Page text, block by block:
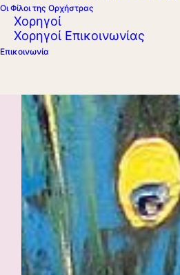
Οι Φίλοι της Ορχήστρας
Χορηγοί
Χορηγοί Επικοινωνίας
Επικοινωνία